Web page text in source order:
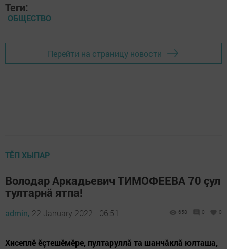
Теги:
ОБЩЕСТВО
Перейти на страницу новости
ТӖП ХЫПАР
Володар Аркадьевич ТИМОФЕЕВА 70 çул
тултарнă ятпа!
admin, 22 January 2022 - 06:51 658 0 0
Хисеплӗ ӗçтешӗмӗре, пултаруллă та шанчăклă юлташа,